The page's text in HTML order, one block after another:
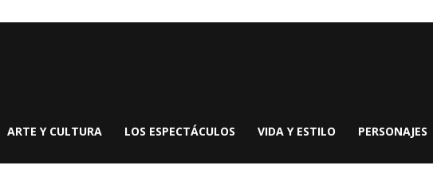
ARTE Y CULTURA LOS ESPECTÁCULOS VIDA Y ESTILO PERSONAJES